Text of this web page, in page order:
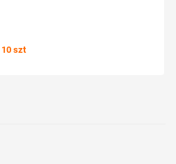
10 szt